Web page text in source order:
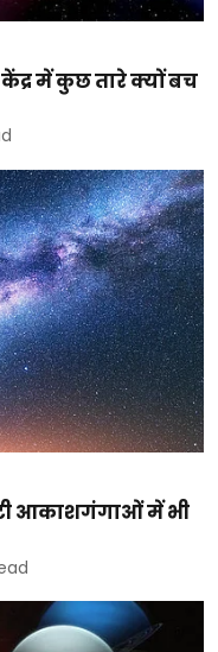
में कुछ तारे क्यों बच
आकाशगंगाओं में भी